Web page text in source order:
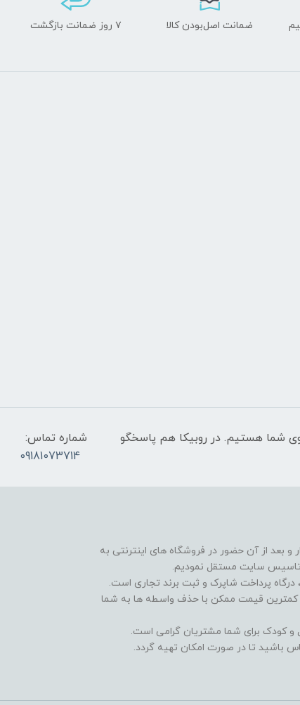
ضمانت اصل‌بودن کالا ۷ روز ضمانت بازگشت
9 صبح تا 9 شب پاسخگوی شما هستیم. در روبیکا هم پاسخگو
شماره تماس:
09181073714
بعد از آن حضور در فروشگاه های اینترنتی به
تاسیس سایت مستقل نمودیم.
پرداخت شاپرک و ثبت برند تجاری است.
کمترین قیمت ممکن با حذف واسطه ها به شما
و کودک برای شما مشتریان گرامی است.
باشید تا در صورت امکان تهیه گردد.